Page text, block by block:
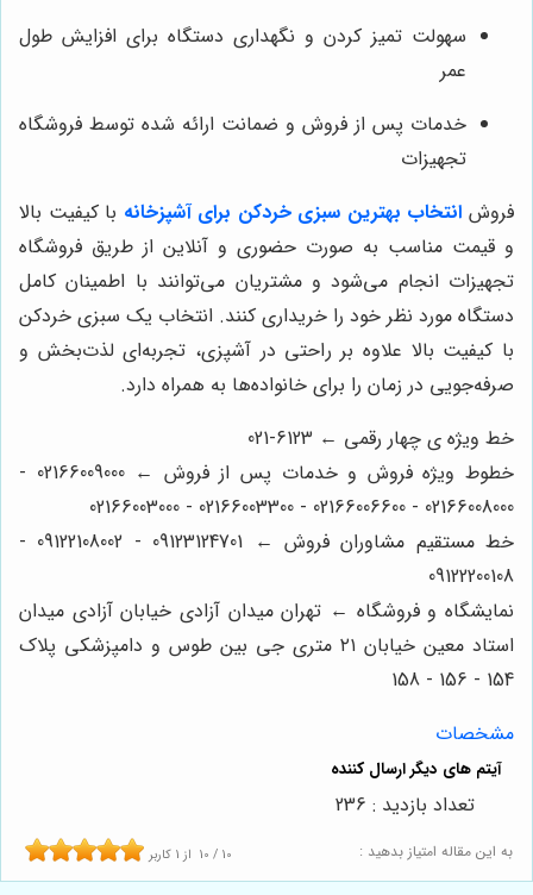
سهولت تمیز کردن و نگهداری دستگاه برای افزایش طول
عمر
خدمات پس از فروش و ضمانت ارائه شده توسط فروشگاه
تجهیزات
فروش انتخاب بهترین سبزی خردکن برای آشپزخانه با کیفیت بالا
و قیمت مناسب به صورت حضوری و آنلاین از طریق فروشگاه
تجهیزات انجام می‌شود و مشتریان می‌توانند با اطمینان کامل
دستگاه مورد نظر خود را خریداری کنند. انتخاب یک سبزی خردکن
با کیفیت بالا علاوه بر راحتی در آشپزی، تجربه‌ای لذت‌بخش و
صرفه‌جویی در زمان را برای خانواده‌ها به همراه دارد.
خط ویژه ی چهار رقمی ← 6123-021
خطوط ویژه فروش و خدمات پس از فروش ← 02166009000 -
02166008000 - 02166006600 - 02166003300 - 02166003000
خط مستقیم مشاوران فروش ← 09123124701 - 09122108002 -
09122200108
نمایشگاه و فروشگاه ← تهران میدان آزادی خیابان آزادی میدان
استاد معین خیابان ۲۱ متری جی بین طوس و دامپزشکی پلاک
154 - 156 - 158
مشخصات
به این مقاله امتیاز بدهید : 10 / 10 از1 کاربر
تعداد بازدید : 236